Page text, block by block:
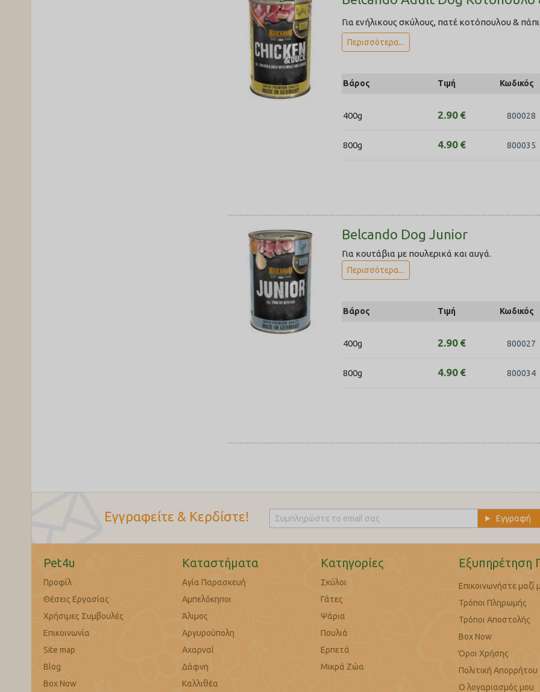
Για ενήλικους σκύλους, πατέ κοτόπουλου &
Περισσότερα...
Βάρος Τιμή Κωδικός
400g 2.90 € 800028
800g 4.90 € 800035
Belcando Dog Junior
Για κουτάβια με πουλερικά και αυγά.
Περισσότερα...
Βάρος Τιμή Κωδικός
400g 2.90 € 800027
800g 4.90 € 800034
Εγγραφείτε & Κερδίστε!
Pet4u
Προφίλ
Θέσεις Εργασίας
Χρήσιμες Συμβουλές
Επικοινωνία
Site map
Blog
Box Now
Καταστήματα
Αγία Παρασκευή
Αμπελόκηποι
Άλιμος
Αργυρούπολη
Αχαρναί
Δάφνη
Καλλιθέα
Κατηγορίες
Σκύλοι
Γάτες
Ψάρια
Πουλιά
Ερπετά
Μικρά Ζώα
Εξυπηρέτηση
Επικοινωνήστε μαζί
Τρόποι Πληρωμής
Τρόποι Αποστολής
Box Now
Όροι Χρήσης
Πολιτική Απορρήτου
Ο λογαριασμός μου